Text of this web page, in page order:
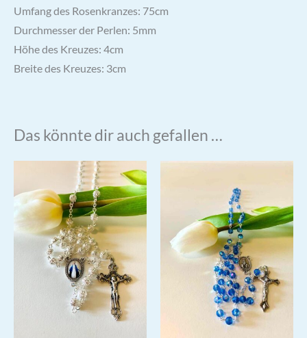
Umfang des Rosenkranzes: 75cm
Durchmesser der Perlen: 5mm
Höhe des Kreuzes: 4cm
Breite des Kreuzes: 3cm
Das könnte dir auch gefallen …